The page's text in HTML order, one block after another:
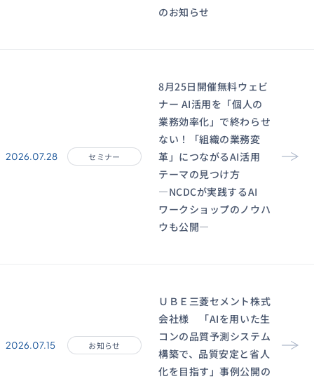
のお知らせ
2026.07.28 セミナー
8月25日開催無料ウェビ
ナー AI活用を「個人の
業務効率化」で終わらせ
ない！「組織の業務変
革」につながるAI活用
テーマの見つけ方
―NCDCが実践するAI
ワークショップのノウハ
ウも公開―
2026.07.15 お知らせ
ＵＢＥ三菱セメント株式
会社様 「AIを用いた生
コンの品質予測システム
構築で、品質安定と省人
化を目指す」事例公開の